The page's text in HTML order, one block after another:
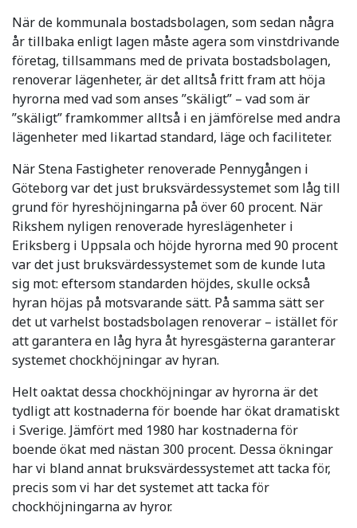
När de kommunala bostadsbolagen, som sedan några
år tillbaka enligt lagen måste agera som vinstdrivande
företag, tillsammans med de privata bostadsbolagen,
renoverar lägenheter, är det alltså fritt fram att höja
hyrorna med vad som anses ”skäligt” – vad som är
”skäligt” framkommer alltså i en jämförelse med andra
lägenheter med likartad standard, läge och faciliteter.
När Stena Fastigheter renoverade Pennygången i
Göteborg var det just bruksvärdessystemet som låg till
grund för hyreshöjningarna på över 60 procent. När
Rikshem nyligen renoverade hyreslägenheter i
Eriksberg i Uppsala och höjde hyrorna med 90 procent
var det just bruksvärdessystemet som de kunde luta
sig mot: eftersom standarden höjdes, skulle också
hyran höjas på motsvarande sätt. På samma sätt ser
det ut varhelst bostadsbolagen renoverar – istället för
att garantera en låg hyra åt hyresgästerna garanterar
systemet chockhöjningar av hyran.
Helt oaktat dessa chockhöjningar av hyrorna är det
tydligt att kostnaderna för boende har ökat dramatiskt
i Sverige. Jämfört med 1980 har kostnaderna för
boende ökat med nästan 300 procent. Dessa ökningar
har vi bland annat bruksvärdessystemet att tacka för,
precis som vi har det systemet att tacka för
chockhöjningarna av hyror.